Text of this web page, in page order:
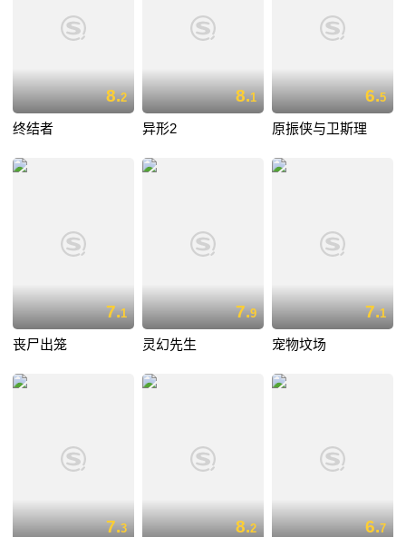
8.2
终结者
8.1
异形2
6.5
原振侠与卫斯理
7.1
丧尸出笼
7.9
灵幻先生
7.1
宠物坟场
7.3 8.2 6.7